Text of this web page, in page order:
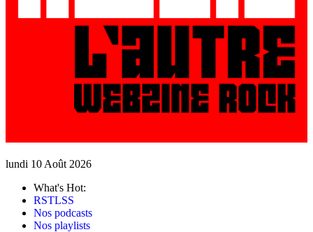
lundi 10 Août 2026
What's Hot:
RSTLSS
Nos podcasts
Nos playlists